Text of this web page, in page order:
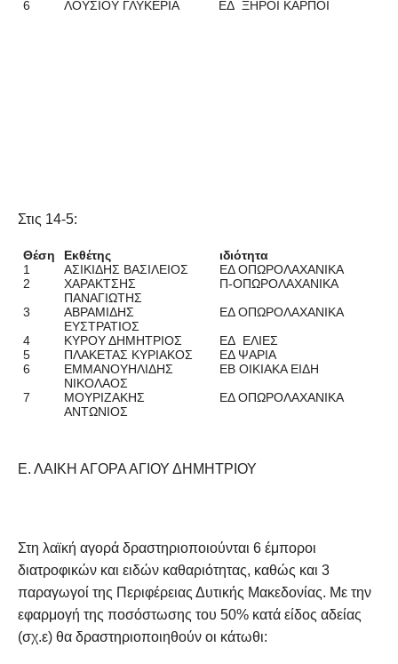
6 ΛΟΥΣΙΟΥ ΓΛΥΚΕΡΙΑ ΕΔ ΞΗΡΟΙ ΚΑΡΠΟΙ
Στις 14-5:
Θέση Εκθέτης
ιδιότητα
1
ΑΣΙΚΙΔΗΣ ΒΑΣΙΛΕΙΟΣ
ΕΔ ΟΠΩΡΟΛΑΧΑΝΙΚΑ
2
ΧΑΡΑΚΤΣΗΣ
ΠΑΝΑΓΙΩΤΗΣ
Π-ΟΠΩΡΟΛΑΧΑΝΙΚΑ
3
ΑΒΡΑΜΙΔΗΣ
ΕΥΣΤΡΑΤΙΟΣ
ΕΔ ΟΠΩΡΟΛΑΧΑΝΙΚΑ
4
ΚΥΡΟΥ ΔΗΜΗΤΡΙΟΣ
ΕΔ ΕΛΙΕΣ
5
ΠΛΑΚΕΤΑΣ ΚΥΡΙΑΚΟΣ
ΕΔ ΨΑΡΙΑ
6
ΕΜΜΑΝΟΥΗΛΙΔΗΣ
ΝΙΚΟΛΑΟΣ
EB ΟΙΚΙΑΚΑ ΕΙΔΗ
7
ΜΟΥΡΙΖΑΚΗΣ
ΑΝΤΩΝΙΟΣ
ΕΔ ΟΠΩΡΟΛΑΧΑΝΙΚΑ
Ε. ΛΑΙΚΗ ΑΓΟΡΑ ΑΓΙΟΥ ΔΗΜΗΤΡΙΟΥ
Στη λαϊκή αγορά δραστηριοποιούνται 6 έμποροι
διατροφικών και ειδών καθαριότητας, καθώς και 3
παραγωγοί της Περιφέρειας Δυτικής Μακεδονίας. Με την
εφαρμογή της ποσόστωσης του 50% κατά είδος αδείας
(σχ.ε) θα δραστηριοποιηθούν οι κάτωθι: